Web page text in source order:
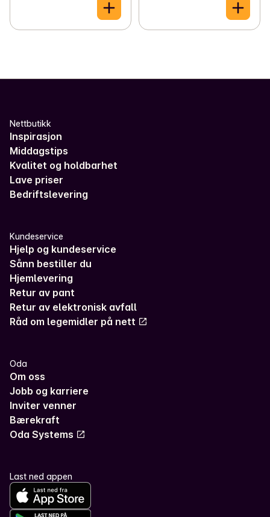
Nettbutikk
Inspirasjon
Middagstips
Kvalitet og holdbarhet
Lave priser
Bedriftslevering
Kundeservice
Hjelp og kundeservice
Sånn bestiller du
Hjemlevering
Retur av pant
Retur av elektronisk avfall
Råd om legemidler på nett
Oda
Om oss
Jobb og karriere
Inviter venner
Bærekraft
Oda Systems
Last ned appen